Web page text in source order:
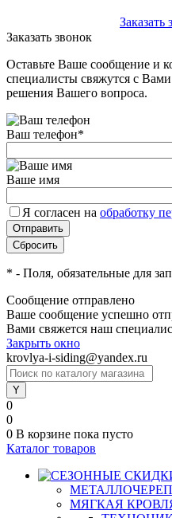
Заказать
Заказать звонок
Оставьте Ваше сообщение и
специалисты свяжутся с
решения Вашего вопроса.
Ваш телефон*
Ваше имя
Я согласен на обработку
* - Поля, обязательные для
Сообщение отправлено
Ваше сообщение успешно
Вами свяжется наш
Закрыть окно
krovlya-i-siding@yandex.ru
0
0
0 В корзине пока пусто
Каталог товаров
МЯГКАЯ